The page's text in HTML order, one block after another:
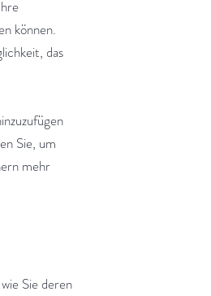
können.
das
Sie, um
mehr
Sie deren